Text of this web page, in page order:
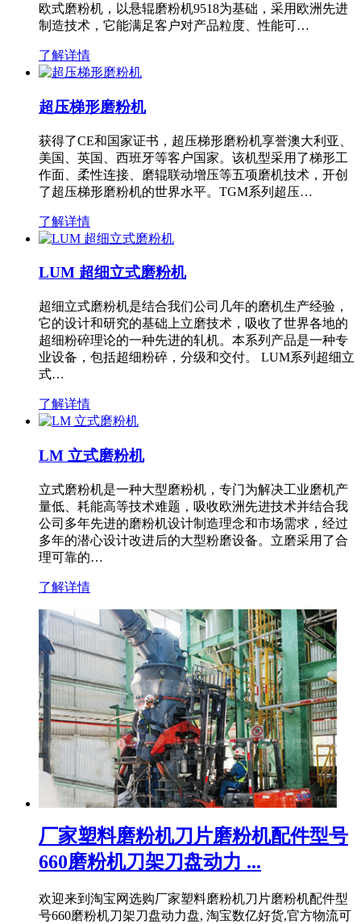
欧式磨粉机，以悬辊磨粉机9518为基础，采用欧洲先进
制造技术，它能满足客户对产品粒度、性能可…
了解详情
超压梯形磨粉机
获得了CE和国家证书，超压梯形磨粉机享誉澳大利亚、
美国、英国、西班牙等客户国家。该机型采用了梯形工
作面、柔性连接、磨辊联动增压等五项磨机技术，开创
了超压梯形磨粉机的世界水平。TGM系列超压…
了解详情
LUM 超细立式磨粉机
超细立式磨粉机是结合我们公司几年的磨机生产经验，
它的设计和研究的基础上立磨技术，吸收了世界各地的
超细粉碎理论的一种先进的轧机。本系列产品是一种专
业设备，包括超细粉碎，分级和交付。 LUM系列超细立
式…
了解详情
LM 立式磨粉机
立式磨粉机是一种大型磨粉机，专门为解决工业磨机产
量低、耗能高等技术难题，吸收欧洲先进技术并结合我
公司多年先进的磨粉机设计制造理念和市场需求，经过
多年的潜心设计改进后的大型粉磨设备。立磨采用了合
理可靠的…
了解详情
厂家塑料磨粉机刀片磨粉机配件型号
660磨粉机刀架刀盘动力 ...
欢迎来到淘宝网选购厂家塑料磨粉机刀片磨粉机配件型
号660磨粉机刀架刀盘动力盘, 淘宝数亿好货,官方物流可